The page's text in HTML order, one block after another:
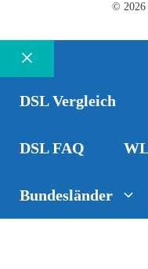
© 2026
Schließen
DSL Vergleich
DSL FAQ
Bundesländer